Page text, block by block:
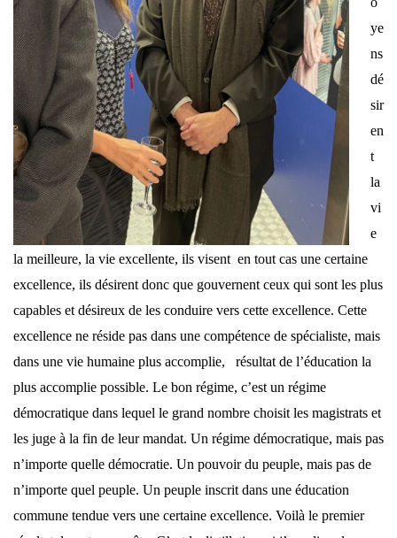
ye
ns
dé
sir
en
t
la
vi
e
la meilleure, la vie excellente, ils visent en tout cas une certaine
excellence, ils désirent donc que gouvernent ceux qui sont les plus
capables et désireux de les conduire vers cette excellence. Cette
excellence ne réside pas dans une compétence de spécialiste, mais
dans une vie humaine plus accomplie, résultat de l’éducation la
plus accomplie possible. Le bon régime, c’est un régime
démocratique dans lequel le grand nombre choisit les magistrats et
les juge à la fin de leur mandat. Un régime démocratique, mais pas
n’importe quelle démocratie. Un pouvoir du peuple, mais pas de
n’importe quel peuple. Un peuple inscrit dans une éducation
commune tendue vers une certaine excellence. Voilà le premier